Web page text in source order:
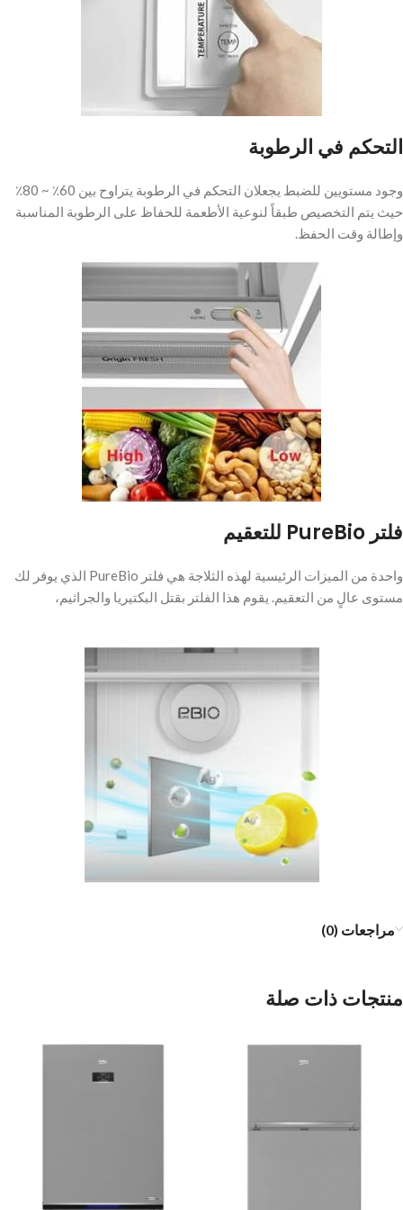
التحكم في الرطوبة
وجود مستويين للضبط يجعلان التحكم في الرطوبة يتراوح بين 60٪ ~ 80٪
حيث يتم التخصيص طبقاً لنوعية الأطعمة للحفاظ على الرطوبة المناسبة
وإطالة وقت الحفظ.
فلتر PureBio للتعقيم
واحدة من الميزات الرئيسية لهذه الثلاجة هي فلتر PureBio الذي يوفر لك
مستوى عالٍ من التعقيم. يقوم هذا الفلتر بقتل البكتيريا والجراثيم،
مراجعات (0)
منتجات ذات صلة